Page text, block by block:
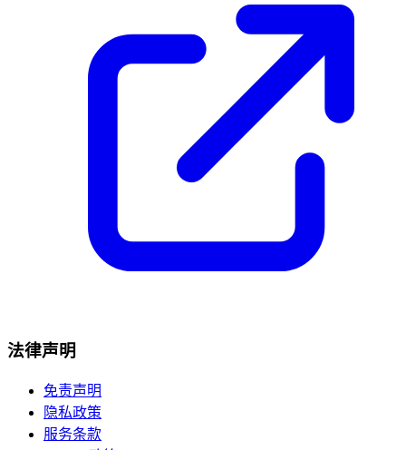
法律声明
免责声明
隐私政策
服务条款